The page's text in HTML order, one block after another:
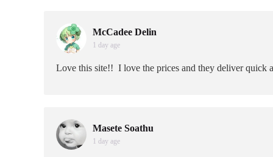
McCadee Delin
1 day age
Love this site!! I love the prices and they deliver quick
Masete Soathu
1 day age